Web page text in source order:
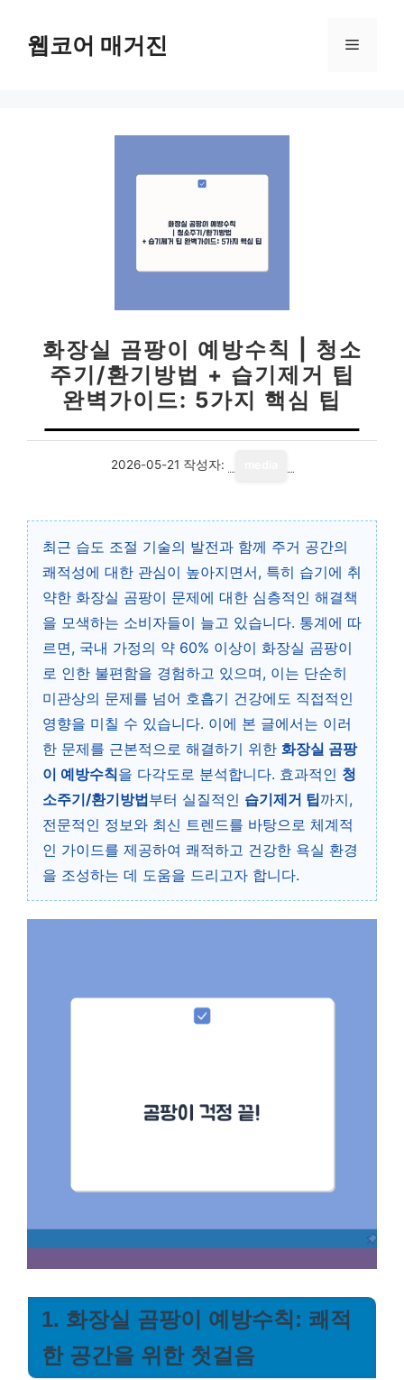
웹코어 매거진 메
화장실 곰팡이 예방수칙 | 청소
주기/환기방법 + 습기제거 팁
완벽가이드: 5가지 핵심 팁
2026-05-21 작성자:
최근 습도 조절 기술의 발전과 함께 주거 공간의
쾌적성에 대한 관심이 높아지면서, 특히 습기에 취
약한 화장실 곰팡이 문제에 대한 심층적인 해결책
을 모색하는 소비자들이 늘고 있습니다. 통계에 따
르면, 국내 가정의 약 60% 이상이 화장실 곰팡이
로 인한 불편함을 경험하고 있으며, 이는 단순히
미관상의 문제를 넘어 호흡기 건강에도 직접적인
영향을 미칠 수 있습니다. 이에 본 글에서는 이러
한 문제를 근본적으로 해결하기 위한 화장실 곰팡
이 예방수칙을 다각도로 분석합니다. 효과적인 청
소주기/환기방법부터 실질적인 습기제거 팁까지,
전문적인 정보와 최신 트렌드를 바탕으로 체계적
인 가이드를 제공하여 쾌적하고 건강한 욕실 환경
을 조성하는 데 도움을 드리고자 합니다.
1. 화장실 곰팡이 예방수칙: 쾌적
한 공간을 위한 첫걸음